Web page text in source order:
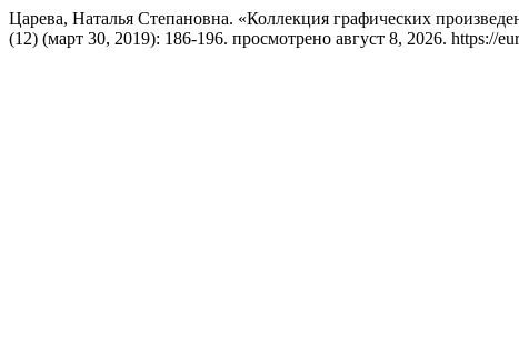
Царева, Наталья Степановна. «Коллекция графических
(12) (март 30, 2019): 186-196. просмотрено август 8, 2026. https://